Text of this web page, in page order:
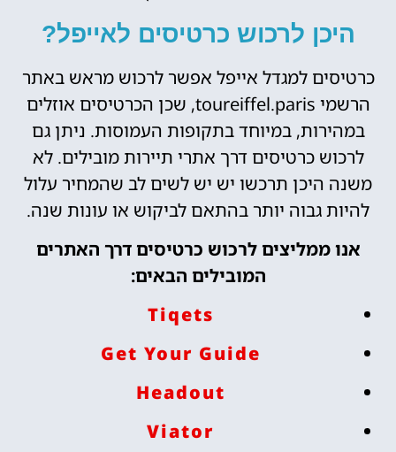
היכן לרכוש כרטיסים לאייפל?
כרטיסים למגדל אייפל אפשר לרכוש מראש באתר
הרשמי toureiffel.paris, שכן הכרטיסים אוזלים
במהירות, במיוחד בתקופות העמוסות. ניתן גם
לרכוש כרטיסים דרך אתרי תיירות מובילים. לא
משנה היכן תרכשו יש יש לשים לב שהמחיר עלול
להיות גבוה יותר בהתאם לביקוש או עונות שנה.
אנו ממליצים לרכוש כרטיסים דרך האתרים
המובילים הבאים:
Tiqets
Get Your Guide
Headout
Viator